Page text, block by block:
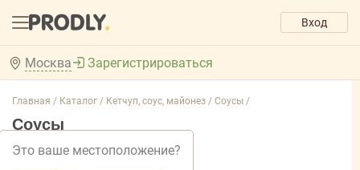
Вход
Москва
Это ваше местоположение?
Зарегистрироваться
Главная / Каталог / Кетчуп, соус, майонез / Соусы /
Соусы
Добавить фильтр товаров